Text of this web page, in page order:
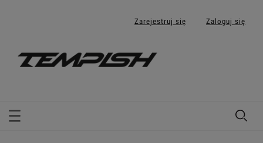
Zarejestruj się Zaloguj się